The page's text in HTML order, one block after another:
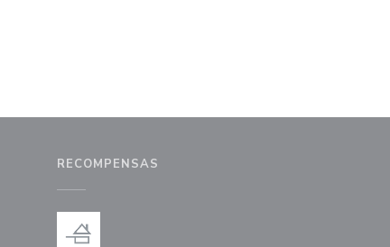
ventana))
RECOMPENSAS